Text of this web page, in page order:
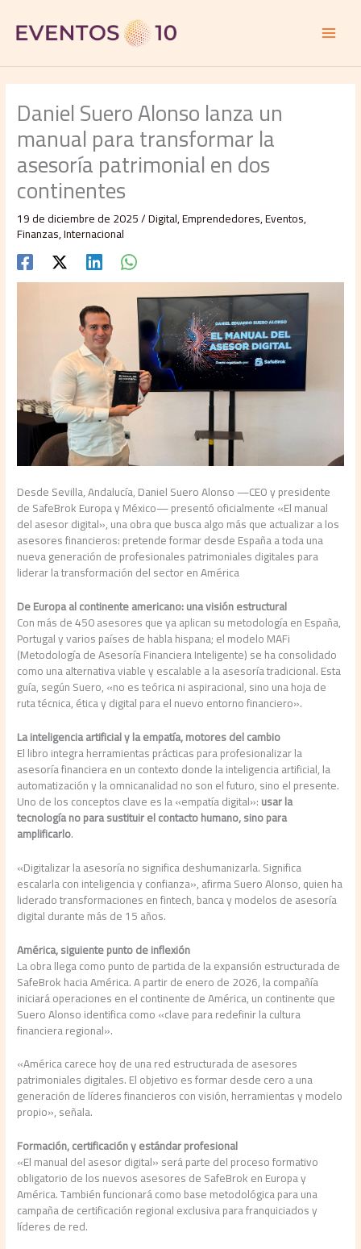
contenido
Daniel Suero Alonso lanza un
manual para transformar la
asesoría patrimonial en dos
continentes
19 de diciembre de 2025/Digital,Emprendedores,Eventos,
Finanzas,Internacional
Desde Sevilla, Andalucía, Daniel Suero Alonso —CEO y presidente
de SafeBrok Europa y México— presentó oficialmente «El manual
del asesor digital», una obra que busca algo más que actualizar a los
asesores financieros: pretende formar desde España a toda una
nueva generación de profesionales patrimoniales digitales para
liderar la transformación del sector en América
De Europa al continente americano: una visión estructural
Con más de 450 asesores que ya aplican su metodología en España,
Portugal y varios países de habla hispana; el modelo MAFi
(Metodología de Asesoría Financiera Inteligente) se ha consolidado
como una alternativa viable y escalable a la asesoría tradicional. Esta
guía, según Suero, «no es teórica ni aspiracional, sino una hoja de
ruta técnica, ética y digital para el nuevo entorno financiero».
La inteligencia artificial y la empatía, motores del cambio
El libro integra herramientas prácticas para profesionalizar la
asesoría financiera en un contexto donde la inteligencia artificial, la
automatización y la omnicanalidad no son el futuro, sino el presente.
Uno de los conceptos clave es la «empatía digital»:usar la
tecnología no para sustituir el contacto humano, sino para
amplificarlo.
«Digitalizar la asesoría no significa deshumanizarla. Significa
escalarla con inteligencia y confianza», afirma Suero Alonso, quien ha
liderado transformaciones en fintech, banca y modelos de asesoría
digital durante más de 15 años.
América, siguiente punto de inflexión
La obra llega como punto de partida de la expansión estructurada de
SafeBrok hacia América. A partir de enero de 2026, la compañía
iniciará operaciones en el continente de América, un continente que
Suero Alonso identifica como «clave para redefinir la cultura
financiera regional».
«América carece hoy de una red estructurada de asesores
patrimoniales digitales. El objetivo es formar desde cero a una
generación de líderes financieros con visión, herramientas y modelo
propio», señala.
Formación, certificación y estándar profesional
«El manual del asesor digital» será parte del proceso formativo
obligatorio de los nuevos asesores de SafeBrok en Europa y
América. También funcionará como base metodológica para una
campaña de certificación regional exclusiva para franquiciados y
líderes de red.